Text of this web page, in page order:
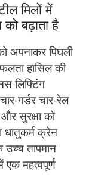
मिलों में
बढ़ाता है
अपनाकर पिघली
हासिल की
लिफ्टिंग
गर्डर चार-रेल
सुरक्षा को
धातुकर्म क्रेन
उच्च तापमान
एक महत्वपूर्ण